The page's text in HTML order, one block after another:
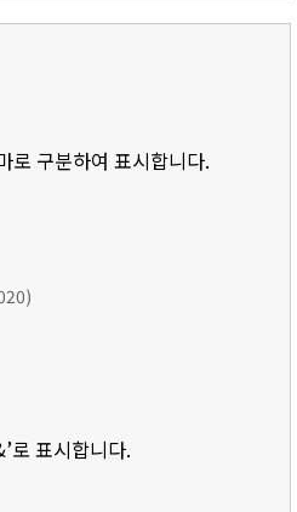
로 구분하여 표시합니다.
로 표시합니다.